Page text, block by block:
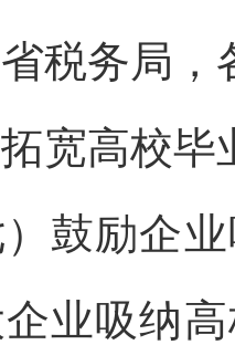
税务局
宽高校毕
励企业
业吸纳